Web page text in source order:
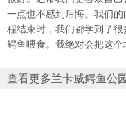
一点也不感到后悔。我们
程结束时，我们都学到了
鳄鱼喂食。我绝对会把这个
查看更多兰卡威鳄鱼公